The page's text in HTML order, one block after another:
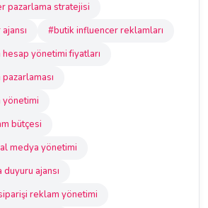
pazarlama stratejisi
#butik influencer reklamları
yönetimi fiyatları
yönetimi
bütçesi
medya yönetimi
ajansı
reklam yönetimi